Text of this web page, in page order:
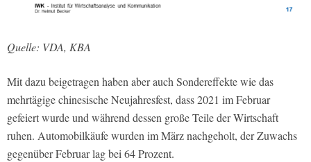
Quelle: VDA, KBA
Mit dazu beigetragen haben aber auch Sondereffekte wie das
mehrtägige chinesische Neujahresfest, dass 2021 im Februar
gefeiert wurde und während dessen große Teile der Wirtschaft
ruhen. Automobilkäufe wurden im März nachgeholt, der Zuwachs
gegenüber Februar lag bei 64 Prozent.